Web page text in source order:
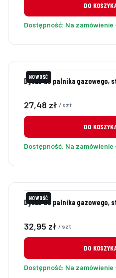
DO
Dostępność: Na zamówienie
NOWOŚĆ
Dysza do palnika gazowego,
Cena
27,48 zł / szt
DO
Dostępność: Na zamówienie
NOWOŚĆ
Dysza do palnika gazowego,
Cena
32,95 zł / szt
DO
Dostępność: Na zamówienie